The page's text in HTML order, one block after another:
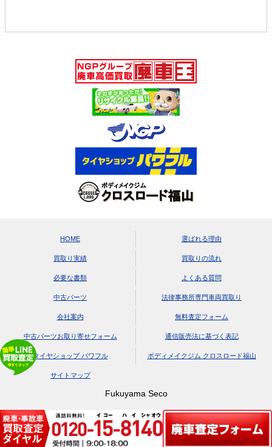
HOME 選ばれる理由
買取り実績 買取りの流れ
必要な書類 よくある質問
中古パーツ 法律事務所専門車両買取り
会社案内 無料査定フォーム
中古パーツお取り寄せフォーム 通信販売法に基づく表記
タイヤショップ パワフル ボディメイクジム クロスロード福山
サイトマップ
Fukuyama Seco